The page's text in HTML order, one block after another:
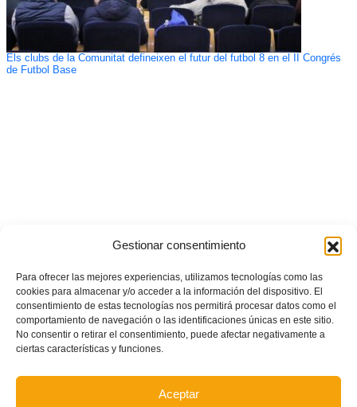
Gestionar consentimiento
Para ofrecer las mejores experiencias, utilizamos tecnologías como las
cookies para almacenar y/o acceder a la información del dispositivo. El
consentimiento de estas tecnologías nos permitirá procesar datos como el
comportamiento de navegación o las identificaciones únicas en este sitio.
No consentir o retirar el consentimiento, puede afectar negativamente a
ciertas características y funciones.
Aceptar
Els clubs de la Comunitat defineixen el futur del futbol 8 en el II Congrés
de Futbol Base